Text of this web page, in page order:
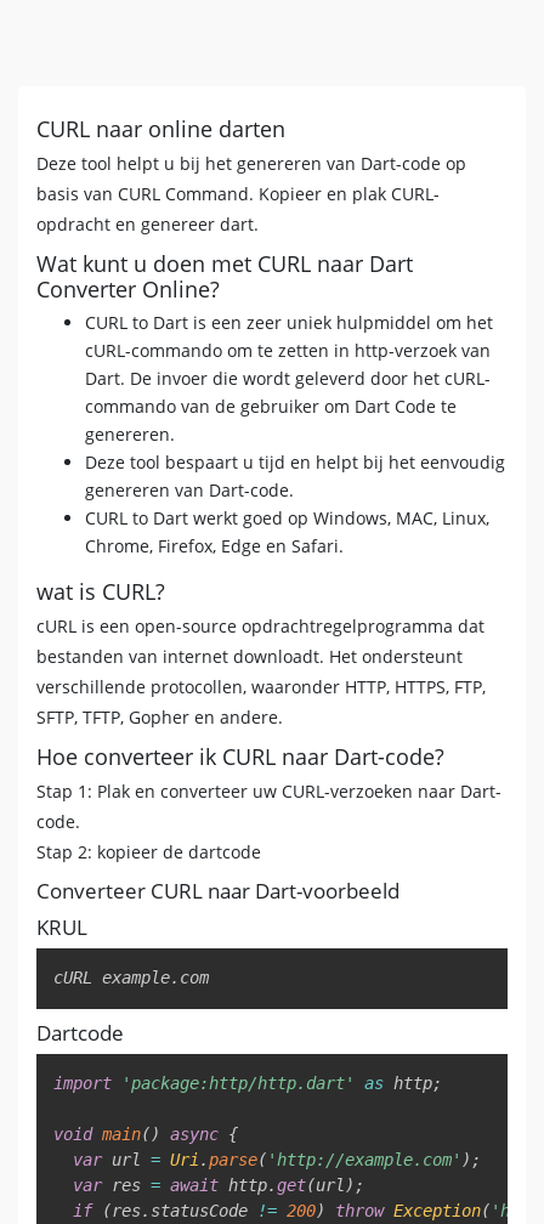
CURL naar online darten
Deze tool helpt u bij het genereren van Dart-code op
basis van CURL Command. Kopieer en plak CURL-
opdracht en genereer dart.
Wat kunt u doen met CURL naar Dart
Converter Online?
CURL to Dart is een zeer uniek hulpmiddel om het
cURL-commando om te zetten in http-verzoek van
Dart. De invoer die wordt geleverd door het cURL-
commando van de gebruiker om Dart Code te
genereren.
Deze tool bespaart u tijd en helpt bij het eenvoudig
genereren van Dart-code.
CURL to Dart werkt goed op Windows, MAC, Linux,
Chrome, Firefox, Edge en Safari.
wat is CURL?
cURL is een open-source opdrachtregelprogramma dat
bestanden van internet downloadt. Het ondersteunt
verschillende protocollen, waaronder HTTP, HTTPS, FTP,
SFTP, TFTP, Gopher en andere.
Hoe converteer ik CURL naar Dart-code?
Stap 1: Plak en converteer uw CURL-verzoeken naar Dart-
code.
Stap 2: kopieer de dartcode
Converteer CURL naar Dart-voorbeeld
KRUL
cURL example.com
Dartcode
import 'package:http/http.dart' as http;
void main() async {
var url = Uri.parse( 'http://example.com' ) ;
var res = await http.get(url ) ;
if
(res. statusCode != 200) throw Exception(